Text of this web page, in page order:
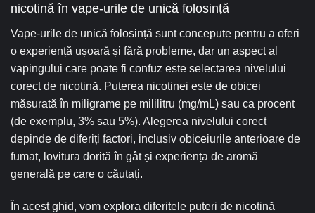
nicotină în vape-urile de unică folosință
Vape-urile de unică folosință sunt concepute pentru a oferi
o experiență ușoară și fără probleme, dar un aspect al
vapingului care poate fi confuz este selectarea nivelului
corect de nicotină. Puterea nicotinei este de obicei
măsurată în miligrame pe mililitru (mg/mL) sau ca procent
(de exemplu, 3% sau 5%). Alegerea nivelului corect
depinde de diferiți factori, inclusiv obiceiurile anterioare de
fumat, lovitura dorită în gât și experiența de aromă
generală pe care o căutați.
În acest ghid, vom explora diferitele puteri de nicotină